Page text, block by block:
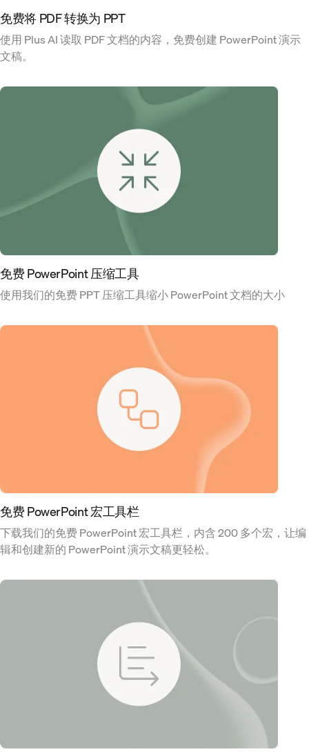
免费将 PDF 转换为 PPT
使用 Plus AI 读取 PDF 文档的内容，免费创建 PowerPoint 演示
文稿。
免费 PowerPoint 压缩工具
使用我们的免费 PPT 压缩工具缩小 PowerPoint 文档的大小
免费 PowerPoint 宏工具栏
下载我们的免费 PowerPoint 宏工具栏，内含 200 多个宏，让编
辑和创建新的 PowerPoint 演示文稿更轻松。